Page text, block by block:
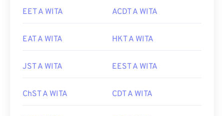
EET A WITA ACDT A WITA
EAT A WITA HKT A WITA
JST A WITA EEST A WITA
ChST A WITA CDT A WITA